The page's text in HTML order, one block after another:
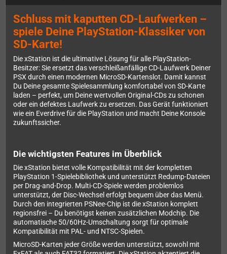
Schluss mit kaputten CD-Laufwerken –
spiele Deine PlayStation-Klassiker von
SD-Karte!
Die xStation ist die ultimative Lösung für alle PlayStation-
Besitzer: Sie ersetzt das verschleißanfällige CD-Laufwerk Deiner
PSX durch einen modernen MicroSD-Kartenslot. Damit kannst
Du Deine gesamte Spielesammlung komfortabel von SD-Karte
laden – perfekt, um Deine wertvollen Original-CDs zu schonen
oder ein defektes Laufwerk zu ersetzen. Das Gerät funktioniert
wie ein Everdrive für die PlayStation und macht Deine Konsole
zukunftssicher.
Die wichtigsten Features im Überblick
Die xStation bietet volle Kompatibilität mit der kompletten
PlayStation 1-Spielebibliothek und unterstützt Redump-Dateien
per Drag-and-Drop. Multi-CD-Spiele werden problemlos
unterstützt, der Disc-Wechsel erfolgt bequem über das Menü.
Durch den integrierten PSNee-Chip ist die xStation komplett
regionsfrei – Du benötigst keinen zusätzlichen Modchip. Die
automatische 50/60Hz-Umschaltung sorgt für optimale
Kompatibilität mit PAL- und NTSC-Spielen.
MicroSD-Karten jeder Größe werden unterstützt, sowohl mit